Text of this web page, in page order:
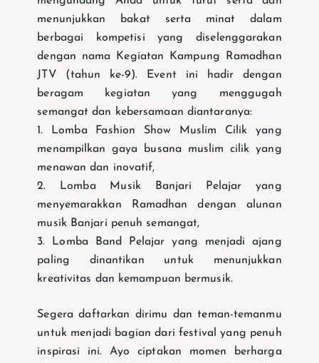
menunjukkan bakat serta minat dalam
berbagai kompetisi yang diselenggarakan
dengan nama Kegiatan Kampung Ramadhan
JTV (tahun ke-9). Event ini hadir dengan
beragam kegiatan yang menggugah
semangat dan kebersamaan diantaranya:
1. Lomba Fashion Show Muslim Cilik yang
menampilkan gaya busana muslim cilik yang
menawan dan inovatif,
2. Lomba Musik Banjari Pelajar yang
menyemarakkan Ramadhan dengan alunan
musik Banjari penuh semangat,
3. Lomba Band Pelajar yang menjadi ajang
paling dinantikan untuk menunjukkan
kreativitas dan kemampuan bermusik.
Segera daftarkan dirimu dan teman-temanmu
untuk menjadi bagian dari festival yang penuh
inspirasi ini. Ayo ciptakan momen berharga